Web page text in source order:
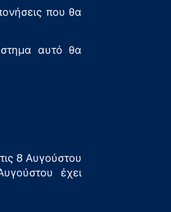
που θα
αυτό θα
8 Αυγούστου
έχει